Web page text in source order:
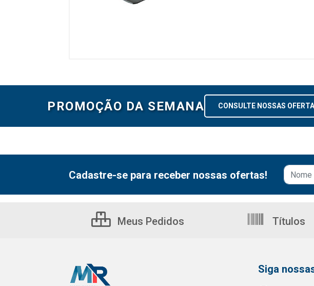
PROMOÇÃO DA SEMANA CONSULTE NOSSAS
Cadastre-se para receber nossas ofertas!
Meus Pedidos Títulos
Siga